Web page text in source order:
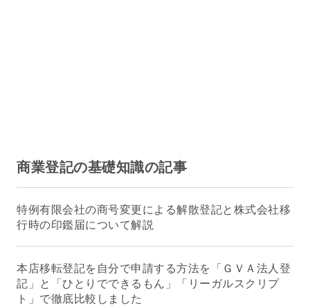
商業登記の基礎知識の記事
特例有限会社の商号変更による解散登記と株式会社移
行時の印鑑届について解説
本店移転登記を自分で申請する方法を「ＧＶＡ法人登
記」と「ひとりでできるもん」「リーガルスクリプ
ト」で徹底比較しました